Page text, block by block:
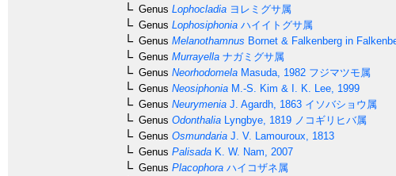
Genus Lophocladia ヨレミグサ属
Genus Lophosiphonia ハイイトグサ属
Genus Melanothamnus Bornet & Falkenberg in
Genus Murrayella ナガミグサ属
Genus Neorhodomela Masuda, 1982 フジマツモ属
Genus Neosiphonia M.-S. Kim & I. K. Lee, 1999
Genus Neurymenia J. Agardh, 1863 イソバショウ属
Genus Odonthalia Lyngbye, 1819 ノコギリヒバ属
Genus Osmundaria J. V. Lamouroux, 1813
Genus Palisada K. W. Nam, 2007
Genus Placophora ハイコザネ属